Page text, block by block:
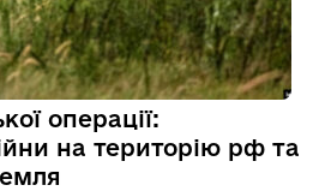
операції:
на територію рф та